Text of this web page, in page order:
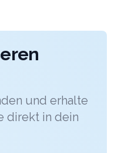
und erhalte
direkt in dein